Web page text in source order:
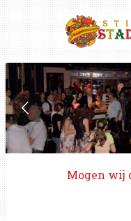
Ga
direct
naar
de
hoofdinhoud
Mogen wij